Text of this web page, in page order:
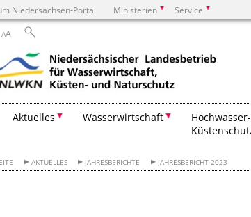
Niedersachsen-Portal Ministerien Service
AA
Aktuelles Wasserwirtschaft
AKTUELLES JAHRESBERICHTE JAHRESBERICHT 2023